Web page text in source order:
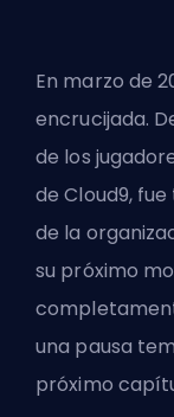
En marzo de
encrucijada.
de los
de Cloud9,
de la
su próximo
una pausa
próximo